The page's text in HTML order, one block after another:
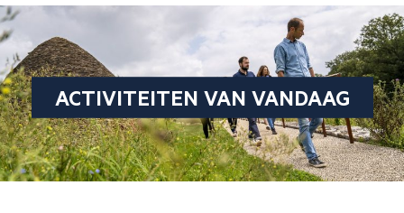
ACTIVITEITEN VAN VANDAAG